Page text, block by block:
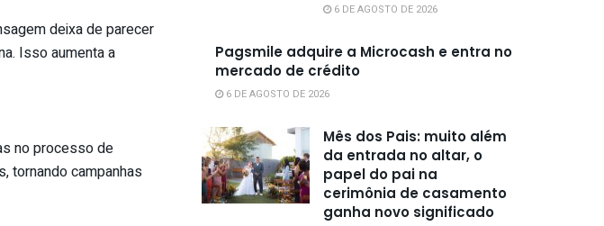
deixa de parecer
Isso aumenta a
no processo de
tornando campanhas
6 DE AGOSTO DE 2026
Pagsmile adquire a Microcash e entra no
mercado de crédito
6 DE AGOSTO DE 2026
Mês dos Pais: muito além
da entrada no altar, o
papel do pai na
cerimônia de casamento
ganha novo significado